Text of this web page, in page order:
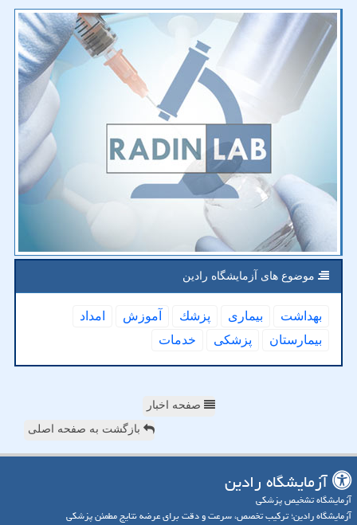
موضوع های آزمایشگاه رادین
بهداشت بیماری پزشك آموزش
امداد
بیمارستان
پزشكی خدمات
صفحه اخبار
بازگشت به صفحه اصلی
آزمایشگاه رادین
آزمایشگاه تشخیص پزشکی
آزمایشگاه رادین؛ ترکیب تخصص، سرعت و دقت برای عرضه نتایج مطمئن پزشکی